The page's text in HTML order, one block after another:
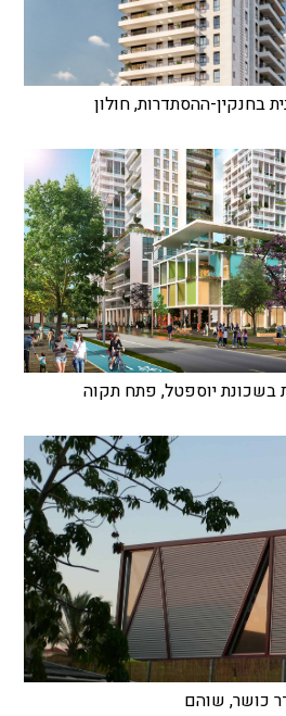
בחנקין-ההסתדרות, חולון
בשכונת יוספטל, פתח תקוה
כושר, שוהם